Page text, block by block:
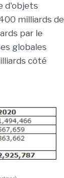
d'objets
milliards de
par le
globales
côté